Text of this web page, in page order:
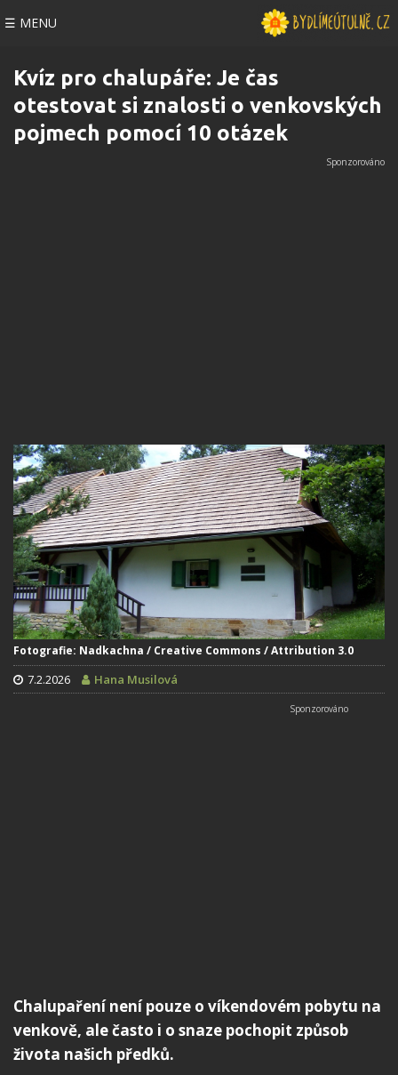
☰ MENU
Kvíz pro chalupáře: Je čas
otestovat si znalosti o venkovských
pojmech pomocí 10 otázek
Fotografie: Nadkachna / Creative Commons / Attribution 3.0
7.2.2026 Hana Musilová
Chalupaření není pouze o víkendovém pobytu na
venkově, ale často i o snaze pochopit způsob
života našich předků.